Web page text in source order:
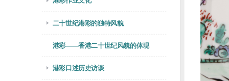
二十世纪港彩的独特风貌
港彩——香港二十世纪风貌的体现
港彩口述历史访谈